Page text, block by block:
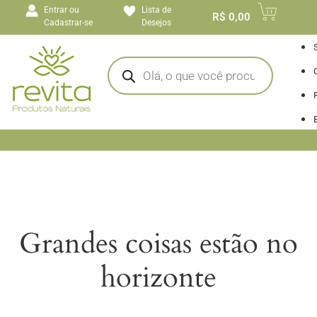
conteúdoEntrar ou
Cadastrar-se
Lista de
Desejos
R$ 0,00
Grandes coisas estão no
horizonte